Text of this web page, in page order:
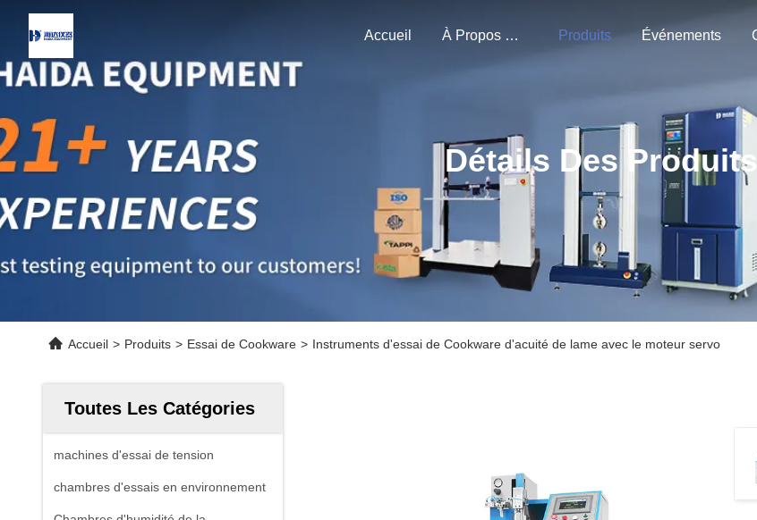
Accueil À Propos De Nous Produits Événements
Détails Des Produits
Accueil > Produits > Essai de Cookware > Instruments d'essai de Cookware d'acuité de lame avec le moteur servo
Toutes Les Catégories
machines d'essai de tension
chambres d'essais en environnement